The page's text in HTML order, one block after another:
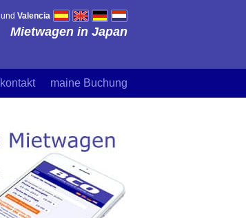
Mietwagen in Japan
und Valencia
kontakt maine Buchung